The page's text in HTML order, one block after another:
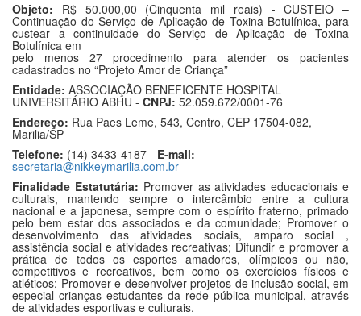
Objeto: R$ 50.000,00 (Cinquenta mil reais) - CUSTEIO –
Continuação do Serviço de Aplicação de Toxina Botulínica, para
custear a continuidade do Serviço de Aplicação de Toxina
Botulínica em
pelo menos 27 procedimento para atender os pacientes
cadastrados no “Projeto Amor de Criança”
Entidade: ASSOCIAÇÃO BENEFICENTE HOSPITAL
UNIVERSITÁRIO ABHU - CNPJ: 52.059.672/0001-76
Endereço: Rua Paes Leme, 543, Centro, CEP 17504-082,
Marilia/SP
Telefone: (14) 3433-4187 - E-mail:
secretaria@nikkeymarilia.com.br
Finalidade Estatutária: Promover as atividades educacionais e
culturais, mantendo sempre o intercâmbio entre a cultura
nacional e a japonesa, sempre com o espírito fraterno, primado
pelo bem estar dos associados e da comunidade; Promover o
desenvolvimento das atividades sociais, amparo social ,
assistência social e atividades recreativas; Difundir e promover a
prática de todos os esportes amadores, olímpicos ou não,
competitivos e recreativos, bem como os exercícios físicos e
atléticos; Promover e desenvolver projetos de inclusão social, em
especial crianças estudantes da rede pública municipal, através
de atividades esportivas e culturais.